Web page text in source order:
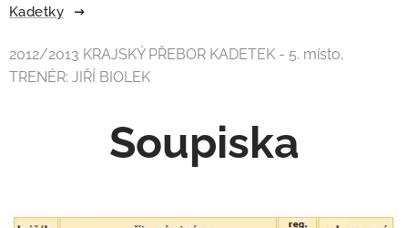
Kadetky
2012/2013 KRAJSKÝ PŘEBOR KADETEK - 5. místo,
TRENÉR: JIŘÍ BIOLEK
Soupiska